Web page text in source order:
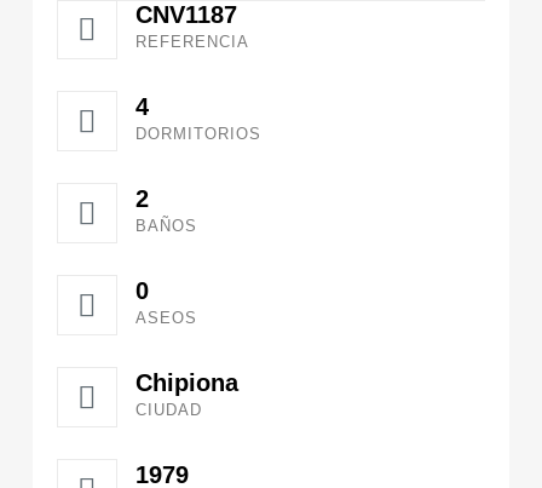
CNV1187
REFERENCIA
4
DORMITORIOS
2
BAÑOS
0
ASEOS
Chipiona
CIUDAD
1979